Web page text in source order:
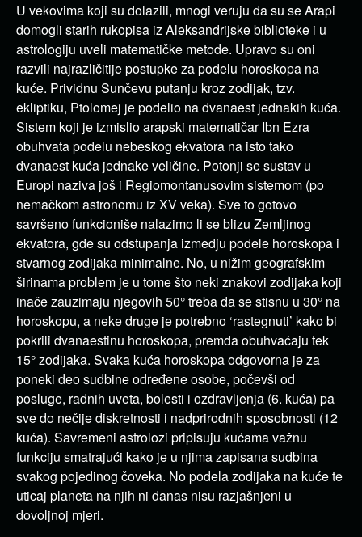
U vekovima koji su dolazili, mnogi veruju da su se Arapi
domogli starih rukopisa iz Aleksandrijske biblioteke i u
astrologiju uveli matematičke metode. Upravo su oni
razvili najrazličitije postupke za podelu horoskopa na
kuće. Prividnu Sunčevu putanju kroz zodijak, tzv.
ekliptiku, Ptolomej je podelio na dvanaest jednakih kuća.
Sistem koji je izmislio arapski matematičarIbn Ezra
obuhvata podelu nebeskog ekvatora na isto tako
dvanaest kuća jednake veličine. Potonji se sustav u
Europi naziva još i Regiomontanusovim sistemom (po
nemačkom astronomu iz XV veka). Sve to gotovo
savršeno funkcioniše nalazimo li se blizu Zemljinog
ekvatora, gde su odstupanja izmedju podele horoskopa i
stvarnog zodijaka minimalne. No, u nižim geografskim
širinama problem je u tome što neki znakovi zodijaka koji
inače zauzimaju njegovih 50° treba da se stisnu u 30° na
horoskopu, a neke druge je potrebno ‘rastegnuti’ kako bi
pokrili dvanaestinu horoskopa, premda obuhvaćaju tek
15° zodijaka. Svaka kuća horoskopa odgovorna je za
poneki deo sudbine određene osobe, počevši od
posluge, radnih uveta, bolesti i ozdravljenja (6. kuća) pa
sve do nečije diskretnosti i nadprirodnih sposobnosti (12
kuća). Savremeni astrolozi pripisuju kućama važnu
funkciju smatrajući kako je u njima zapisana sudbina
svakog pojedinog čoveka. No podela zodijaka na kuće te
uticaj planeta na njih ni danas nisu razjašnjeni u
dovoljnoj mjeri.